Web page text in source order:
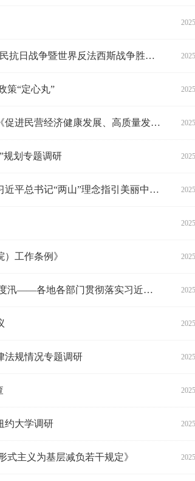
省人大常委会机关离退休人员“纪念中国人民抗日战争暨世界反法西斯战争胜利80周年书画摄影作品展”开展
策“定心丸”
《求是》杂志发表习近平总书记重要文章《促进民营经济健康发展、高质量发展》
规划专题调研
加快推进人与自然和谐共生的现代化——习近平总书记“两山”理念指引美丽中国建设
工作条例》
最大限度减少人员伤亡 全力确保群众安全度汛——各地各部门贯彻落实习近平总书记重要指示精神强化防汛救灾各项工作
法规情况专题调研
约大学调研
式主义为基层减负若干规定》